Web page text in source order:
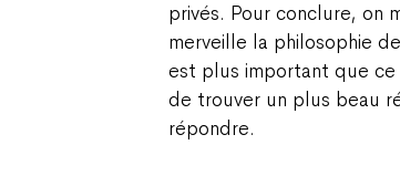
privés. Pour conclure, on
merveille la philosophie
est plus important que
de trouver un plus beau
répondre.